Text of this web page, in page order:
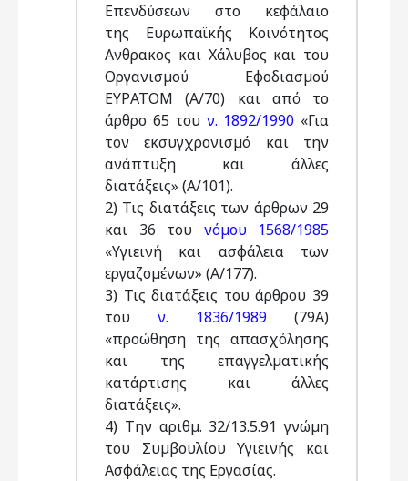
Επενδύσεων στο κεφάλαιο
της Ευρωπαϊκής Κοινότητος
Aνθρακος και Χάλυβος και του
Οργανισµού Εφοδιασµού
ΕΥΡΑΤΟΜ (Α/70) και από το
άρθρο 65 του ν. 1892/1990 «Για
τον εκσυγχρονισµό και την
ανάπτυξη και άλλες
διατάξεις» (Α/101).
2) Τις διατάξεις των άρθρων 29
και 36 του νόµου 1568/1985
«Υγιεινή και ασφάλεια των
εργαζοµένων» (Α/177).
3) Τις διατάξεις του άρθρου 39
του ν. 1836/1989 (79Α)
«προώθηση της απασχόλησης
και της επαγγελµατικής
κατάρτισης και άλλες
διατάξεις».
4) Την αριθµ. 32/13.5.91 γνώµη
του Συµβουλίου Υγιεινής και
Ασφάλειας της Εργασίας.